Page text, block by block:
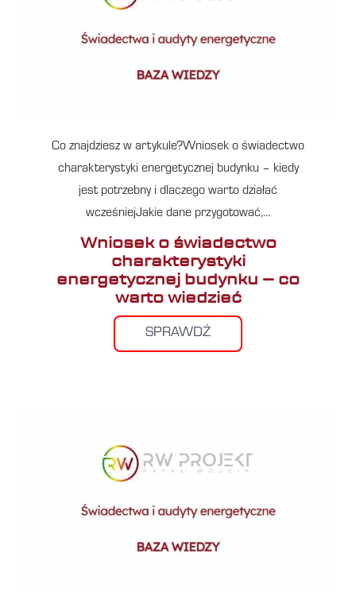
Co znajdziesz w artykule?Wniosek o świadectwo
charakterystyki energetycznej budynku – kiedy
jest potrzebny i dlaczego warto działać
wcześniejJakie dane przygotować,…
Wniosek o świadectwo
charakterystyki
energetycznej budynku – co
warto wiedzieć
SPRAWDŹ